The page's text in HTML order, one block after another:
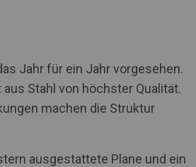
Jahr für ein Jahr vorgesehen.
Stahl von höchster Qualität.
machen die Struktur
ausgestattete Plane und ein